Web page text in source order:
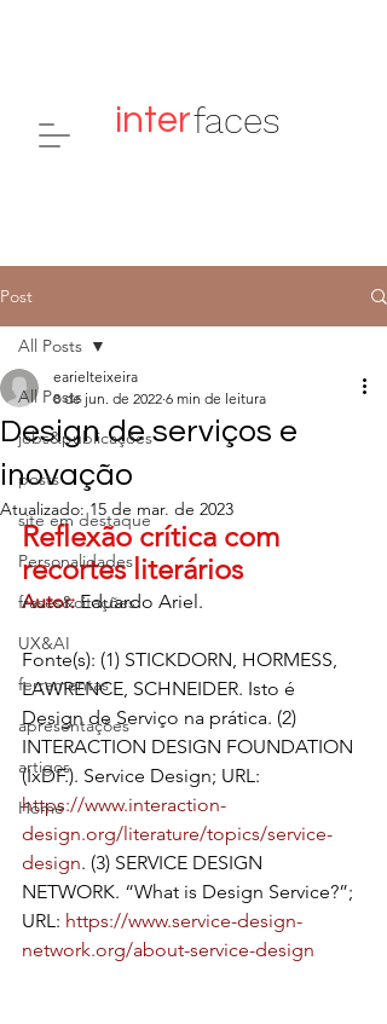
interfaces
Post
All Posts
jobs&publicações
posts
site em destaque
Personalidades
frases&citações
UX&AI
ferramentas
apresentações
artigos
Home
All Posts
Design de serviços e
inovação
earielteixeira
8 de jun. de 2022 6 min de leitura
Atualizado:15 de mar. de 2023
Reflexão crítica com
recortes literários
Autor: Eduardo Ariel.
Fonte(s): (1) STICKDORN, HORMESS,
LAWRENCE, SCHNEIDER. Isto é
Design de Serviço na prática. (2)
INTERACTION DESIGN FOUNDATION
(IxDF.). Service Design; URL:
https://www.interaction-
design.org/literature/topics/service-
design. (3) SERVICE DESIGN
NETWORK. “What is Design Service?”;
URL: https://www.service-design-
network.org/about-service-design